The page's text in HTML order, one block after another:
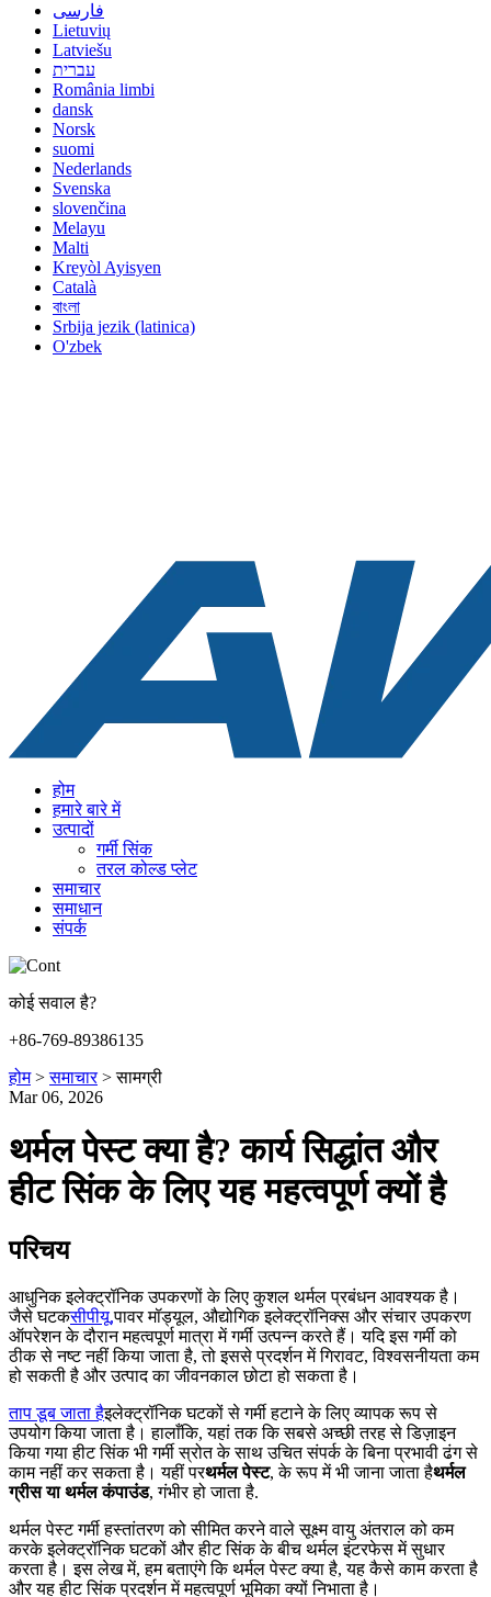
فارسی
Lietuvių
Latviešu
עברית
România limbi
dansk
Norsk
suomi
Nederlands
Svenska
slovenčina
Melayu
Malti
Kreyòl Ayisyen
Català
বাংলা
Srbija jezik (latinica)
O'zbek
होम
हमारे बारे में
उत्पादों
गर्मी सिंक
तरल कोल्ड प्लेट
समाचार
समाधान
संपर्क
कोई सवाल है?
+86-769-89386135
होम > समाचार >सामग्री
Mar 06, 2026
थर्मल पेस्ट क्या है? कार्य सिद्धांत और
हीट सिंक के लिए यह महत्वपूर्ण क्यों है
परिचय
आधुनिक इलेक्ट्रॉनिक उपकरणों के लिए कुशल थर्मल प्रबंधन आवश्यक है।
जैसे घटकसीपीयू,पावर मॉड्यूल, औद्योगिक इलेक्ट्रॉनिक्स और संचार उपकरण
ऑपरेशन के दौरान महत्वपूर्ण मात्रा में गर्मी उत्पन्न करते हैं। यदि इस गर्मी को
ठीक से नष्ट नहीं किया जाता है, तो इससे प्रदर्शन में गिरावट, विश्वसनीयता कम
हो सकती है और उत्पाद का जीवनकाल छोटा हो सकता है।
ताप डूब जाता हैइलेक्ट्रॉनिक घटकों से गर्मी हटाने के लिए व्यापक रूप से
उपयोग किया जाता है। हालाँकि, यहां तक ​​​​कि सबसे अच्छी तरह से डिज़ाइन
किया गया हीट सिंक भी गर्मी स्रोत के साथ उचित संपर्क के बिना प्रभावी ढंग से
काम नहीं कर सकता है। यहीं परथर्मल पेस्ट, के रूप में भी जाना जाता हैथर्मल
ग्रीस या थर्मल कंपाउंड, गंभीर हो जाता है.
थर्मल पेस्ट गर्मी हस्तांतरण को सीमित करने वाले सूक्ष्म वायु अंतराल को कम
करके इलेक्ट्रॉनिक घटकों और हीट सिंक के बीच थर्मल इंटरफेस में सुधार
करता है। इस लेख में, हम बताएंगे कि थर्मल पेस्ट क्या है, यह कैसे काम करता है
और यह हीट सिंक प्रदर्शन में महत्वपूर्ण भूमिका क्यों निभाता है।